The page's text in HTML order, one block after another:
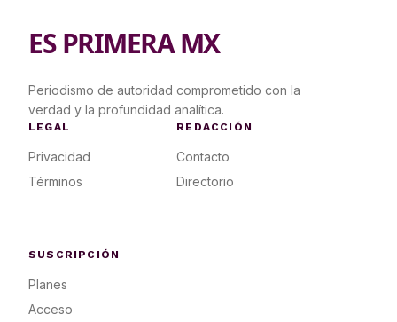
ES PRIMERA MX
Periodismo de autoridad comprometido con la
verdad y la profundidad analítica.
LEGAL
Privacidad
Términos
REDACCIÓN
Contacto
Directorio
SUSCRIPCIÓN
Planes
Acceso